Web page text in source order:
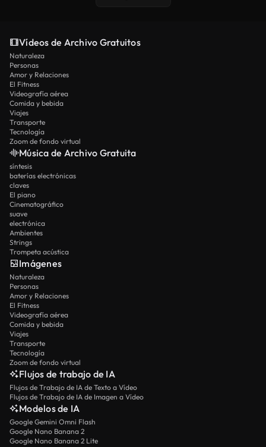
Vídeos de Archivo Gratuitos
Naturaleza
Personas
Amor y Relaciones
El Fitness
Videografía aérea
Comida y bebida
Viajes
Transporte
Tecnología
Zoom de fondo virtual
Música de Archivo Gratuita
síntesis
baterías electrónicas
claves
El piano
Cinematográfico
suave
electrónica
Ambientes
Strings
Trompeta acústica
Imágenes
Naturaleza
Personas
Amor y Relaciones
El Fitness
Videografía aérea
Comida y bebida
Viajes
Transporte
Tecnología
Zoom de fondo virtual
Flujos de trabajo de IA
Flujos de Trabajo de IA de Texto a Vídeo
Flujos de Trabajo de IA de Imagen a Vídeo
Modelos de IA
Google Gemini Omni Flash
Google Nano Banana 2
Google Nano Banana 2 Lite